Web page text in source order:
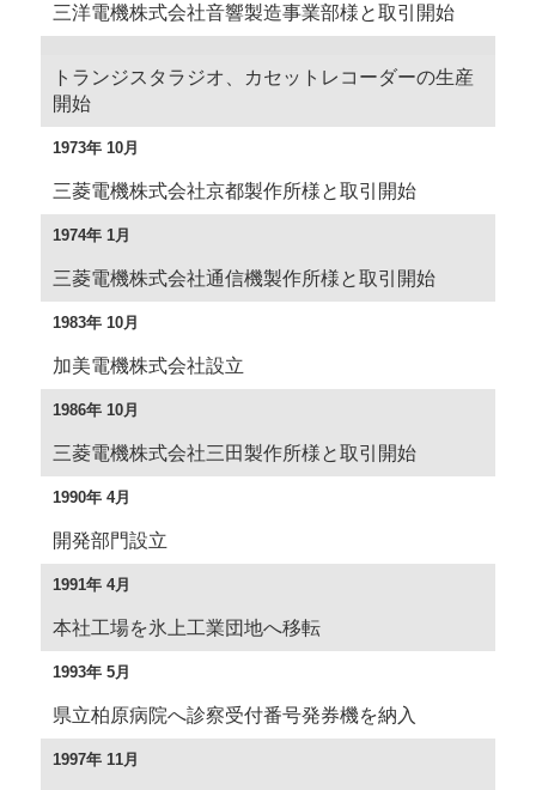
三洋電機株式会社音響製造事業部様と取引開始
トランジスタラジオ、カセットレコーダーの生産
開始
1973年 10月
三菱電機株式会社京都製作所様と取引開始
1974年 1月
三菱電機株式会社通信機製作所様と取引開始
1983年 10月
加美電機株式会社設立
1986年 10月
三菱電機株式会社三田製作所様と取引開始
1990年 4月
開発部門設立
1991年 4月
本社工場を氷上工業団地へ移転
1993年 5月
県立柏原病院へ診察受付番号発券機を納入
1997年 11月